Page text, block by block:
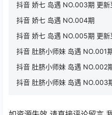
抖音 娇七 岛遇 NO.003期 更
抖音 娇七 岛遇 NO.004期
抖音 娇七 岛遇 NO.005期 更
抖音 肚脐小师妹 岛遇 NO.001
抖音 肚脐小师妹 岛遇 NO.002
抖音 肚脐小师妹 岛遇 NO.003